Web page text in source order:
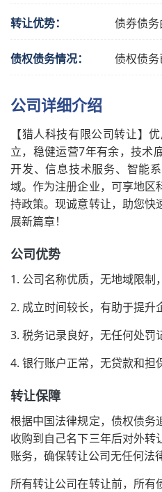
转让优势： 债券债
债权债务情况： 债权债
公司详细介绍
【猎人科技有限公司转让】
立，稳健运营7年有余，技术
开发、信息技术服务、智能
域。作为注册企业，可享地区
持政策。现诚意转让，助您快
展新篇章！
公司优势
1. 公司名称优质，无地域限制
2. 成立时间较长，有助于提升
3. 税务记录良好，无任何处罚
4. 银行账户正常，无贷款和担
转让保障
根据中国法律规定，债权债务
收购到自己名下三年后对外
账务，确保转让公司无任何法
所有转让公司在转让前，所有